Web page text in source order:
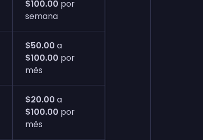
$100.00 por
semana
$50.00 a
$100.00 por
mês
$20.00 a
$100.00 por
mês